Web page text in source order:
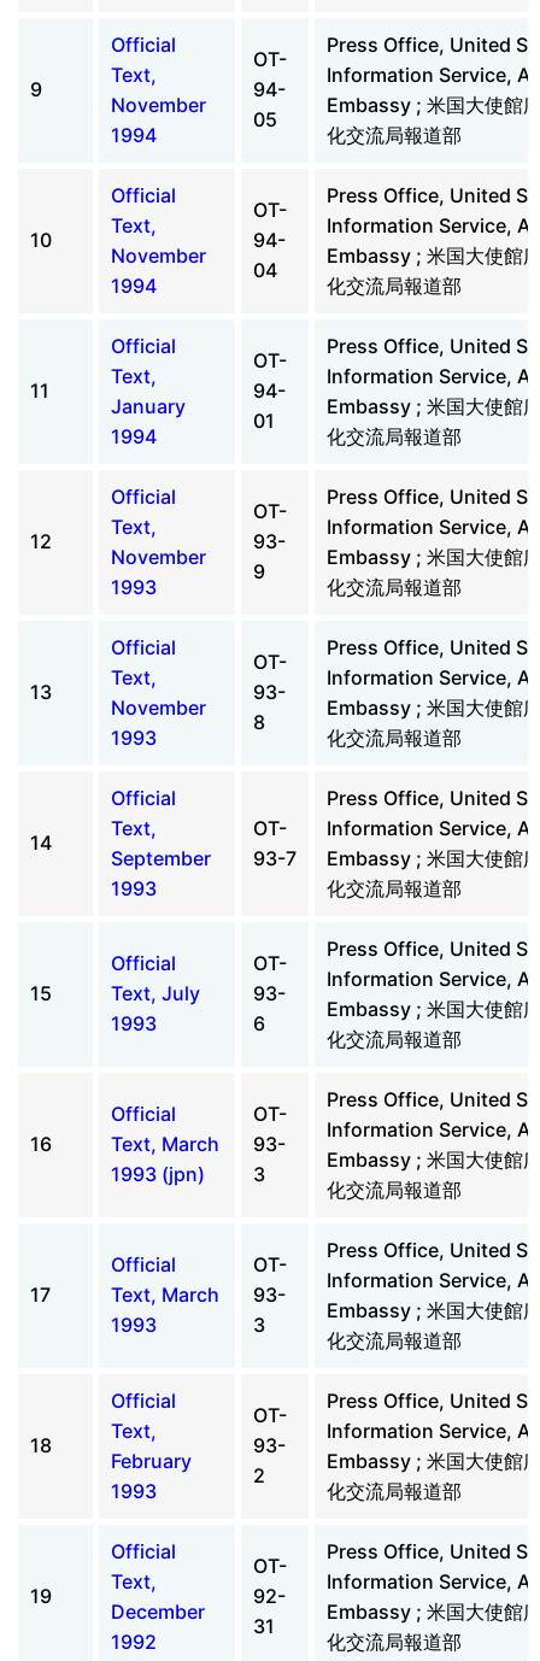
9
Official
Text,
November
1994
OT-
94-
05
Press Office, United
Information Service,
Embassy ; 米国大使館
化交流局報道部
10
Official
Text,
November
1994
OT-
94-
04
Press Office, United
Information Service,
Embassy ; 米国大使館
化交流局報道部
11
Official
Text,
January
1994
OT-
94-
01
Press Office, United
Information Service,
Embassy ; 米国大使館
化交流局報道部
12
Official
Text,
November
1993
OT-
93-
9
Press Office, United
Information Service,
Embassy ; 米国大使館
化交流局報道部
13
Official
Text,
November
1993
OT-
93-
8
Press Office, United
Information Service,
Embassy ; 米国大使館
化交流局報道部
14
Official
Text,
September
1993
OT-
93-7
Press Office, United
Information Service,
Embassy ; 米国大使館
化交流局報道部
15
Official
Text, July
1993
OT-
93-
6
Press Office, United
Information Service,
Embassy ; 米国大使館
化交流局報道部
16
Official
Text, March
1993 (jpn)
OT-
93-
3
Press Office, United
Information Service,
Embassy ; 米国大使館
化交流局報道部
17
Official
Text, March
1993
OT-
93-
3
Press Office, United
Information Service,
Embassy ; 米国大使館
化交流局報道部
18
Official
Text,
February
1993
OT-
93-
2
Press Office, United
Information Service,
Embassy ; 米国大使館
化交流局報道部
19
Official
Text,
December
1992
OT-
92-
31
Press Office, United
Information Service,
Embassy ; 米国大使館
化交流局報道部